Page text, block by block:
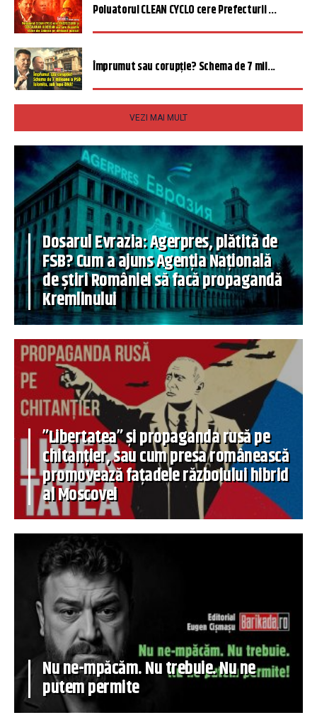
Poluatorul CLEAN CYCLO cere Prefecturii ...
Împrumut sau corupție? Schema de 7 mil...
VEZI MAI MULT
Dosarul Evrazia: Agerpres, plătită de
FSB? Cum a ajuns Agenția Națională
de știri României să facă propagandă
Kremlinului
”Libertatea” și propaganda rusă pe
chitanțier, sau cum presa românească
promovează fațadele războiului hibrid
al Moscovei
Nu ne-mpăcăm. Nu trebuie. Nu ne
putem permite